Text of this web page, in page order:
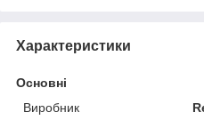
Характеристики
Основні
Виробник